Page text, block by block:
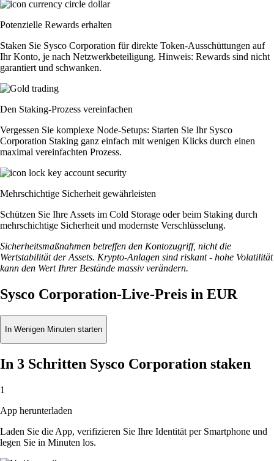
Potenzielle Rewards erhalten
Staken Sie Sysco Corporation für direkte Token-Ausschüttungen auf
Ihr Konto, je nach Netzwerkbeteiligung. Hinweis: Rewards sind nicht
garantiert und schwanken.
Den Staking-Prozess vereinfachen
Vergessen Sie komplexe Node-Setups: Starten Sie Ihr Sysco
Corporation Staking ganz einfach mit wenigen Klicks durch einen
maximal vereinfachten Prozess.
Mehrschichtige Sicherheit gewährleisten
Schützen Sie Ihre Assets im Cold Storage oder beim Staking durch
mehrschichtige Sicherheit und modernste Verschlüsselung.
Sicherheitsmaßnahmen betreffen den Kontozugriff, nicht die
Wertstabilität der Assets. Krypto-Anlagen sind riskant - hohe Volatilität
kann den Wert Ihrer Bestände massiv verändern.
Sysco Corporation-Live-Preis in EUR
In Wenigen Minuten starten
In 3 Schritten Sysco Corporation staken
1
App herunterladen
Laden Sie die App, verifizieren Sie Ihre Identität per Smartphone und
legen Sie in Minuten los.